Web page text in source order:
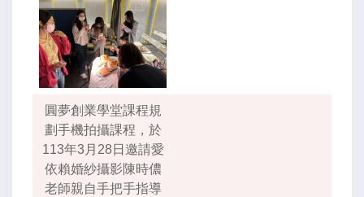
圓夢創業學堂課程規
劃手機拍攝課程，於
113年3月28日邀請愛
依賴婚紗攝影陳時儂
老師親自手把手指導